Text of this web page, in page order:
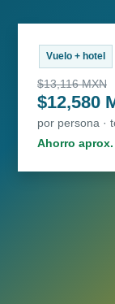
Vuelo + hotel
$13,116 MXN
$12,580
por persona ·
Ahorro aprox.